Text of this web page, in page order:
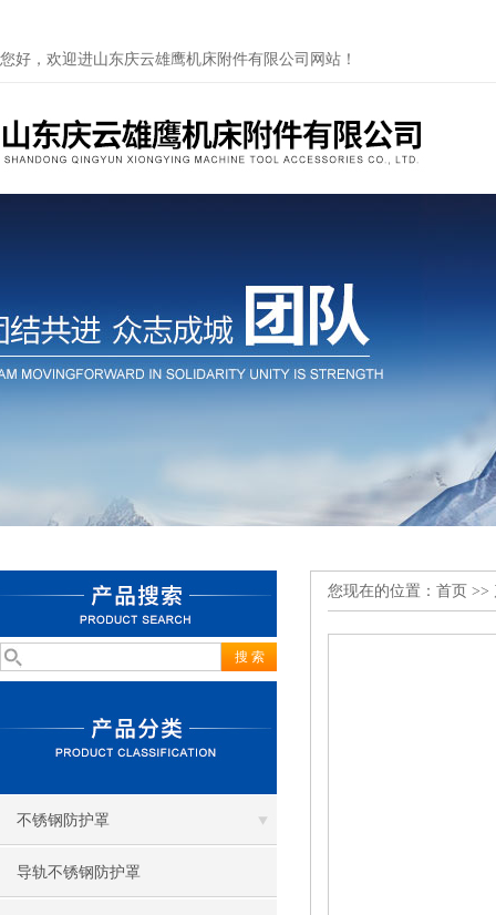
您好，欢迎进山东庆云雄鹰机床附件有限公司网站！
不锈钢防护罩
导轨不锈钢防护罩
您现在的位置： 首页 >>